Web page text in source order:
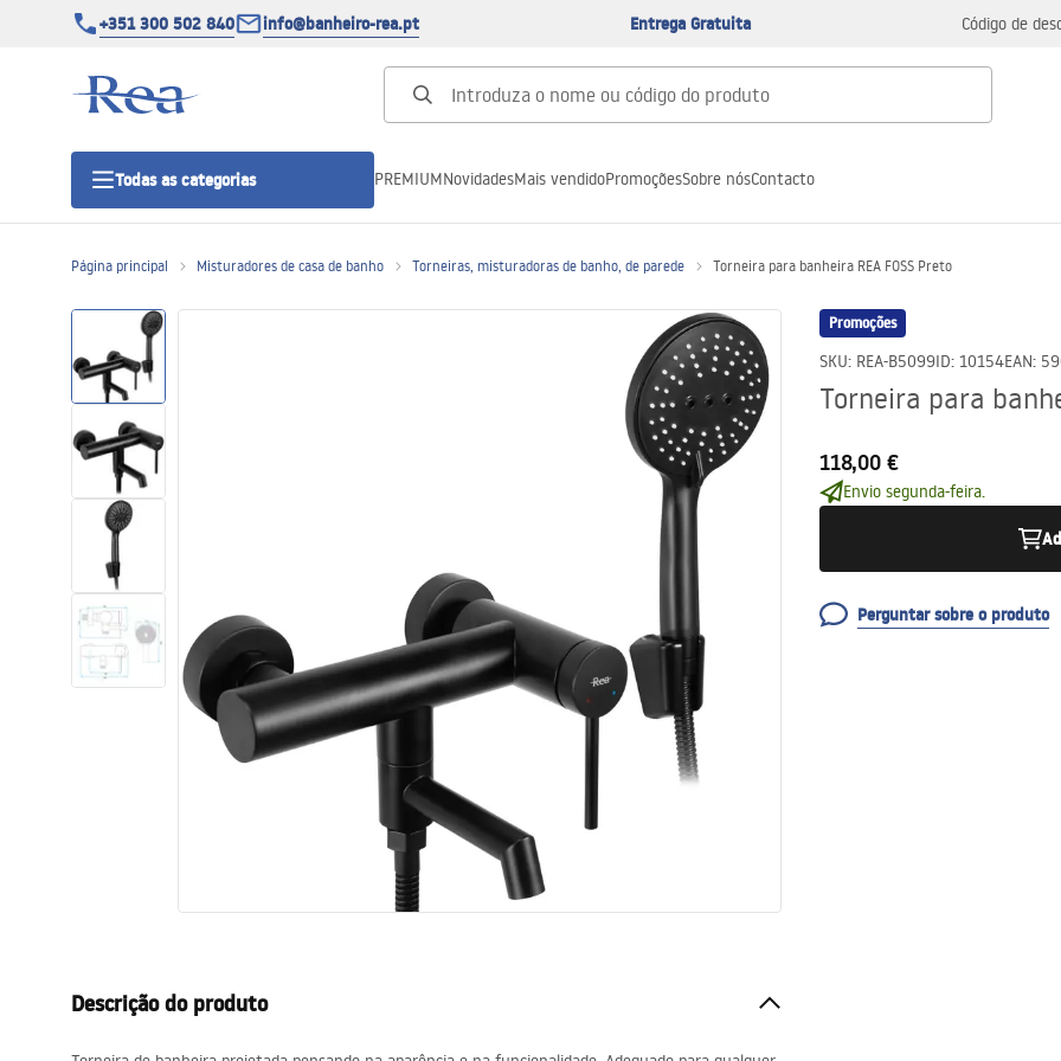
+351 300 502 840 info@banheiro-rea.pt Entrega Gratuita Código de
Todas as categorias
outras
Portas de duche
Bases de duche de casa de banho
Sanitas, lavatórios
Lava-louças e lavatórios de casa
de banho
Cabinas de duche de casa de
Chuveiros de casa de banho
PREMIUMNovidadesMais vendidoPromoçõesSobre nósContacto
Página principal Misturadores de casa de banho Torneiras, misturadoras de banho, de parede Torneira para banheira REA FOSS Preto
Promoções
SKU: REA-B5099ID: 10154EAN:
Torneira para
118,00 €
Envio segunda-feira.
Perguntar sobre o produto
Descrição do produto